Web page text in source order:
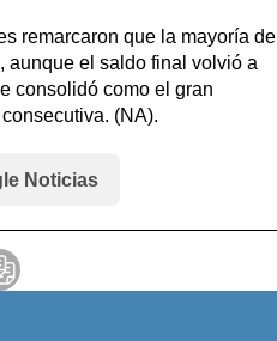
remarcaron que la mayoría de
aunque el saldo final volvió a
consolidó como el gran
(NA).
Noticias